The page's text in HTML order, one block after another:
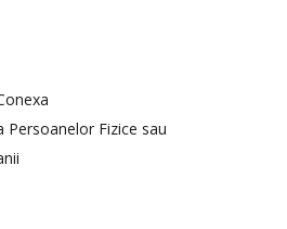
Persoanelor Fizice sau